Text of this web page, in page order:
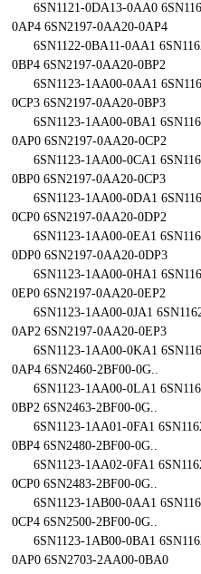
6SN1121-0DA13-0AA0
0AP4 6SN2197-0AA20-0AP4
6SN1122-0BA11-0AA1
0BP4 6SN2197-0AA20-0BP2
6SN1123-1AA00-0AA1
0CP3 6SN2197-0AA20-0BP3
6SN1123-1AA00-0BA1
0AP0 6SN2197-0AA20-0CP2
6SN1123-1AA00-0CA1
0BP0 6SN2197-0AA20-0CP3
6SN1123-1AA00-0DA1
0CP0 6SN2197-0AA20-0DP2
6SN1123-1AA00-0EA1
0DP0 6SN2197-0AA20-0DP3
6SN1123-1AA00-0HA1
0EP0 6SN2197-0AA20-0EP2
6SN1123-1AA00-0JA1
0AP2 6SN2197-0AA20-0EP3
6SN1123-1AA00-0KA1
0AP4 6SN2460-2BF00-0G..
6SN1123-1AA00-0LA1
0BP2 6SN2463-2BF00-0G..
6SN1123-1AA01-0FA1
0BP4 6SN2480-2BF00-0G..
6SN1123-1AA02-0FA1
0CP0 6SN2483-2BF00-0G..
6SN1123-1AB00-0AA1
0CP4 6SN2500-2BF00-0G..
6SN1123-1AB00-0BA1
0AP0 6SN2703-2AA00-0BA0